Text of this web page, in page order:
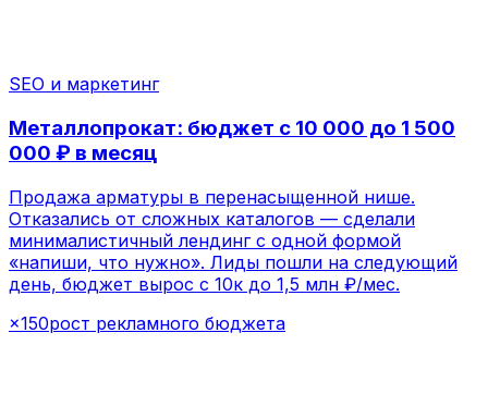
×150рост рекламного бюджета